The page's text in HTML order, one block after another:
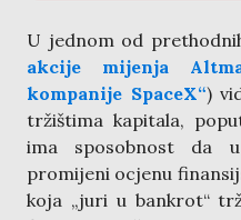
U jednom od
akcije mijenja
kompanije SpaceX“)
tržištima kapitala,
ima sposobnost da
promijeni ocjenu
koja „juri u bankrot“